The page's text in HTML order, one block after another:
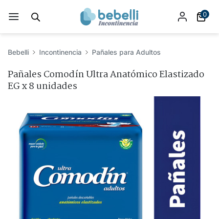
0
Bebelli Incontinencia Pañales para Adultos
Pañales Comodín Ultra Anatómico Elastizado
EG x 8 unidades